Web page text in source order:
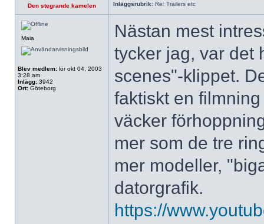
Den stegrande kamelen Inläggsrubrik: Re: Trailers etc
Maia
Blev medlem: lör okt 04, 2003
3:28 am
Inlägg: 3942
Ort: Göteborg
Nästan mest
tycker jag, var det
scenes"-klippet.
faktiskt en
väcker
mer som de tre
mer modeller,
datorgrafik.
https://